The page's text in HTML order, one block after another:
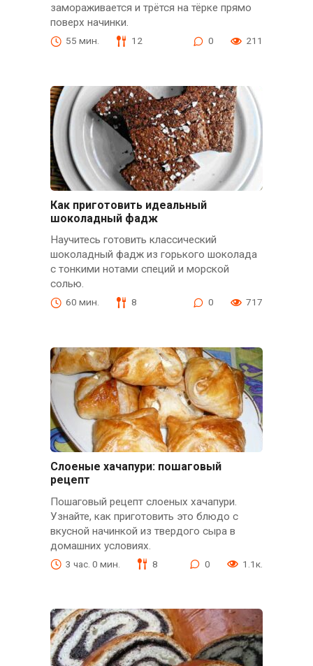
замораживается и трётся на тёрке прямо
поверх начинки.
55 мин. 12 0 211
Как приготовить идеальный
шоколадный фадж
Научитесь готовить классический
шоколадный фадж из горького шоколада
с тонкими нотами специй и морской
солью.
60 мин. 8 0 717
Слоеные хачапури: пошаговый
рецепт
Пошаговый рецепт слоеных хачапури.
Узнайте, как приготовить это блюдо с
вкусной начинкой из твердого сыра в
домашних условиях.
3 час. 0 мин. 8 0 1.1к.